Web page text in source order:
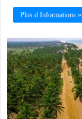
Plus d Informations »